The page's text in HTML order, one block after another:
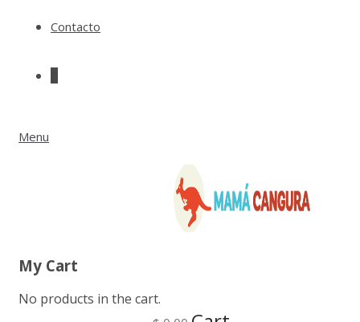
Contacto
Menu
My Cart
No products in the cart.